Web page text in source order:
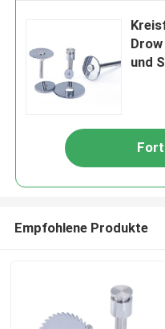
und
Empfohlene Produkte